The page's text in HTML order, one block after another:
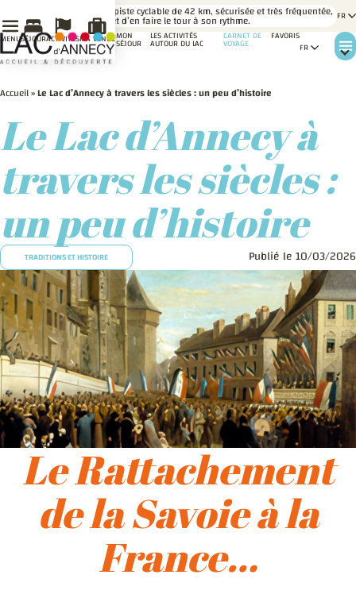
VOUS ?
Une piste cyclable de 42 km, sécurisée et très fréquentée,
permet d’en faire le tour à son rythme.
MON
SÉJOUR
LES ACTIVITÉS
AUTOUR DU LAC
CARNET DE
VOYAGE
FAVORIS
MENUSÉJOURACTIVITÉSMA VENUE
Accueil»Le Lac d’Annecy à travers les siècles : un peu d’histoire
Le Lac d’Annecy à
travers les siècles :
un peu d’histoire
TRADITIONS ET HISTOIRE Publié le 10/03/2026
Le Rattachement
de la Savoie à la
France…